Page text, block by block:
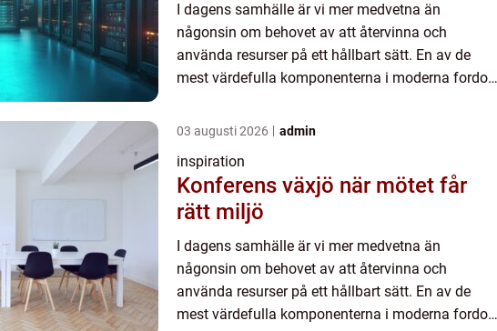
I dagens samhälle är vi mer medvetna än
någonsin om behovet av att återvinna och
använda resurser på ett hållbart sätt. En av de
mest värdefulla komponenterna i moderna fordon
03 augusti 2026 admin
inspiration
Konferens växjö när mötet får
rätt miljö
I dagens samhälle är vi mer medvetna än
någonsin om behovet av att återvinna och
använda resurser på ett hållbart sätt. En av de
mest värdefulla komponenterna i moderna fordon